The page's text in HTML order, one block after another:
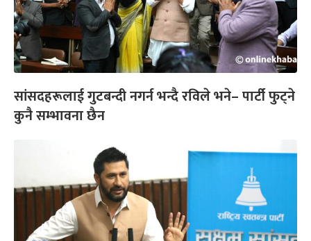
सांसदहरूलाई गुटबन्दी नगर्न भन्दै रविले भने– पार्टी फुट्ने
कुनै सम्भावना छैन